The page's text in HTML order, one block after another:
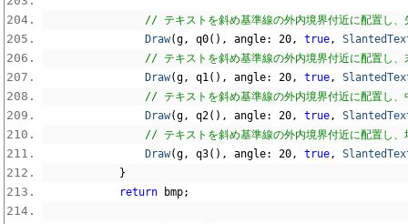
// テキストを斜め基準線の外内境界付近に配置し
Draw(g, q0(), angle: 20, true,
// テキストを斜め基準線の外内境界付近に配置し
Draw(g, q1(), angle: 20, true,
// テキストを斜め基準線の外内境界付近に配置し
Draw(g, q2(), angle: 20, true,
// テキストを斜め基準線の外内境界付近に配置し
Draw(g, q3(), angle: 20, true,
}
return bmp;